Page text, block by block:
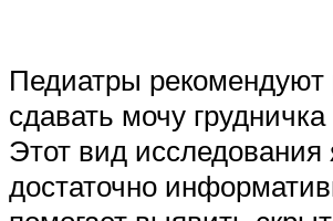
Педиатры рекомендуют
сдавать мочу
Этот вид исследования
достаточно